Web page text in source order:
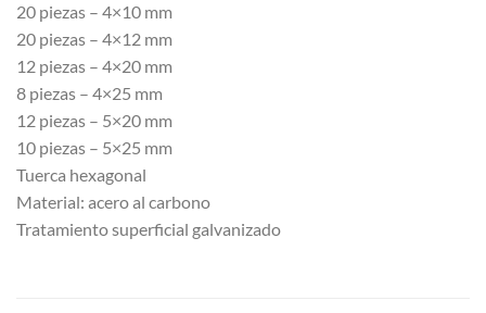
20 piezas – 4×10 mm
20 piezas – 4×12 mm
12 piezas – 4×20 mm
8 piezas – 4×25 mm
12 piezas – 5×20 mm
10 piezas – 5×25 mm
Tuerca hexagonal
Material: acero al carbono
Tratamiento superficial galvanizado